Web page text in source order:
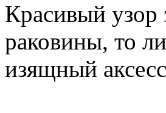
Красивый узор
раковины, то
изящный